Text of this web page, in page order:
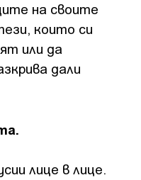
на своите
които си
или да
дали
лице в лице.